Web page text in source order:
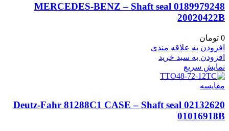
0189979248 MERCEDES-BENZ – Shaft seal
20020422B
0 تومان
افزودن به علاقه مندی
افزودن به سبد خرید
نمایش سریع
مقايسه
02132620 Deutz-Fahr 81288C1 CASE – Shaft seal
01016918B